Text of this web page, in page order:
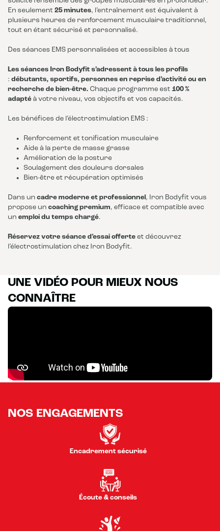
En seulement 25 minutes, l’entraînement est équivalent à
plusieurs heures de renforcement musculaire traditionnel,
tout en étant sécurisé et personnalisé.
Des séances EMS personnalisées et accessibles à tous
Les séances Iron Bodyfit s’adressent à tous les profils
: débutants, sportifs, personnes en reprise d’activité ou en
recherche de bien-être. Chaque programme est 100 %
adapté à votre niveau, vos objectifs et vos capacités.
Les bénéfices de l’électrostimulation EMS :
Renforcement et tonification musculaire
Aide à la perte de masse grasse
Amélioration de la posture
Soulagement des douleurs dorsales
Bien-être et récupération optimisés
Dans un cadre moderne et professionnel , Iron Bodyfit vous
propose un coaching premium, efficace et compatible avec
un emploi du temps chargé.
Réservez votre séance d’essai offerte et découvrez
l’électrostimulation chez Iron Bodyfit.
UNE VIDÉO POUR MIEUX NOUS
CONNAÎTRE
NOS ENGAGEMENTS
Encadrement sécurisé
Écoute & conseils